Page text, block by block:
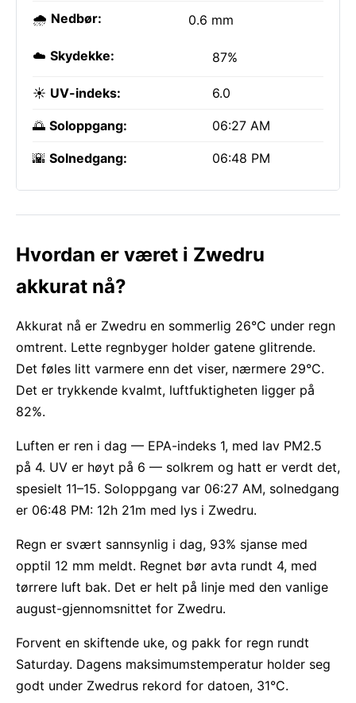
🌧️ Nedbør: 0.6 mm
☁️ Skydekke: 87%
☀️ UV-indeks: 6.0
🌅 Soloppgang: 06:27 AM
🌇 Solnedgang: 06:48 PM
Hvordan er været i Zwedru
akkurat nå?
Akkurat nå er Zwedru en sommerlig 26°C under regn
omtrent. Lette regnbyger holder gatene glitrende.
Det føles litt varmere enn det viser, nærmere 29°C.
Det er trykkende kvalmt, luftfuktigheten ligger på
82%.
Luften er ren i dag — EPA-indeks 1, med lav PM2.5
på 4. UV er høyt på 6 — solkrem og hatt er verdt det,
spesielt 11–15. Soloppgang var 06:27 AM, solnedgang
er 06:48 PM: 12h 21m med lys i Zwedru.
Regn er svært sannsynlig i dag, 93% sjanse med
opptil 12 mm meldt. Regnet bør avta rundt 4, med
tørrere luft bak. Det er helt på linje med den vanlige
august-gjennomsnittet for Zwedru.
Forvent en skiftende uke, og pakk for regn rundt
Saturday. Dagens maksimumstemperatur holder seg
godt under Zwedrus rekord for datoen, 31°C.